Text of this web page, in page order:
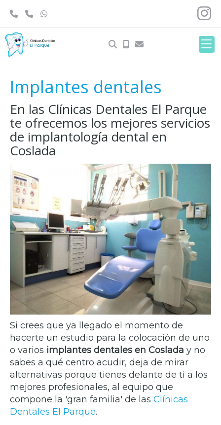
Implantes dentales
En las Clínicas Dentales El Parque
te ofrecemos los mejores servicios
de implantología dental en
Coslada
Si crees que ya llegado el momento de
hacerte un estudio para la colocación de uno
o varios implantes dentales en Coslada y no
sabes a qué centro acudir, deja de mirar
alternativas porque tienes delante de ti a los
mejores profesionales, al equipo que
compone la 'gran familia' de las Clínicas
Dentales El Parque.